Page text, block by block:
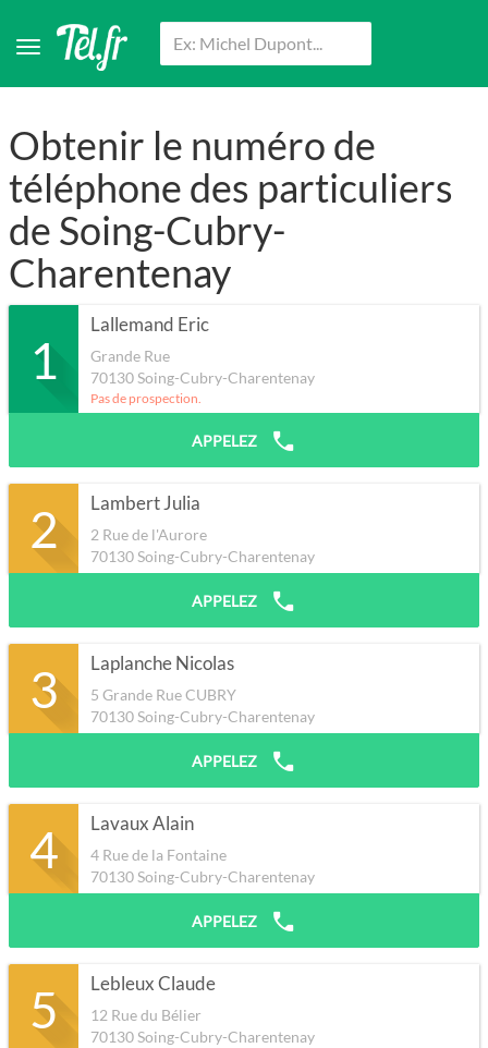
Obtenir le numéro de
téléphone des particuliers
de Soing-Cubry-
Charentenay
1
Lallemand Eric
Grande Rue
70130Soing-Cubry-Charentenay
Pas de prospection.
APPELEZ
2 Lambert Julia
2 Rue de l'Aurore
70130Soing-Cubry-Charentenay
APPELEZ
3 Laplanche Nicolas
5 Grande Rue CUBRY
70130Soing-Cubry-Charentenay
APPELEZ
4 Lavaux Alain
4 Rue de la Fontaine
70130Soing-Cubry-Charentenay
APPELEZ
5 Lebleux Claude
12 Rue du Bélier
70130Soing-Cubry-Charentenay